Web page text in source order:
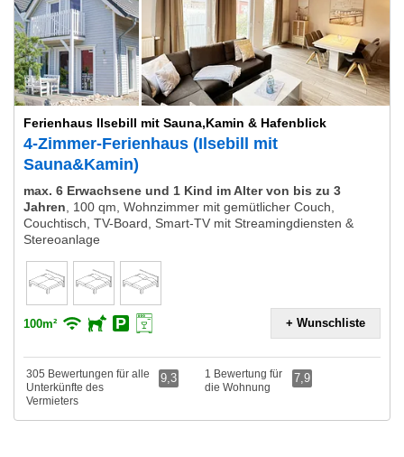
Ferienhaus Ilsebill mit Sauna,Kamin & Hafenblick
4-Zimmer-Ferienhaus (Ilsebill mit
Sauna&Kamin)
max. 6 Erwachsene und 1 Kind im Alter von bis zu 3
Jahren
100 qm, Wohnzimmer mit gemütlicher Couch,
Couchtisch, TV-Board, Smart-TV mit Streamingdiensten &
Stereoanlage
100m² + Wunschliste
305 Bewertungen für alle
Unterkünfte des
Vermieters
9,3
1 Bewertung für
die Wohnung
7,9